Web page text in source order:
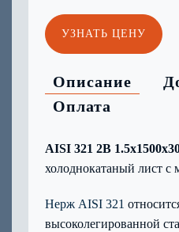
УЗНАТЬ ЦЕНУ
Описание
Оплата
AISI 321 2B
холоднокатаный лист с
Нерж AISI 321
высоколегированной